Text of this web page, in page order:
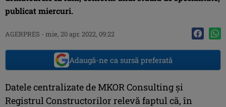
publicat miercuri.
AGERPRES - mie, 20 apr. 2022, 09:22
Adaugă-ne ca sursă preferată
Datele centralizate de MKOR Consulting şi
Registrul Constructorilor relevă faptul că, în